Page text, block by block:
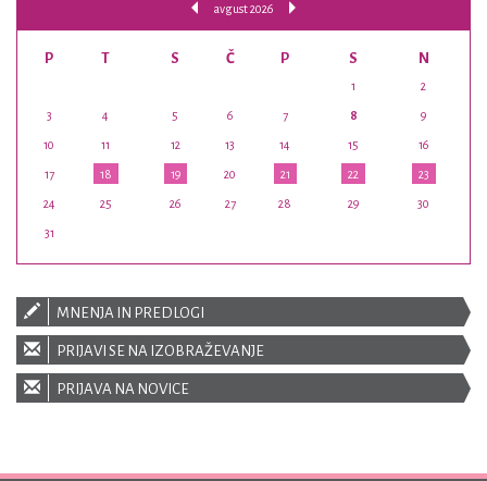
avgust 2026
P T S Č P S N
1 2
3 4 5 6 7 8 9
10 11 12 13 14 15 16
17 18 19 20 21 22 23
24 25 26 27 28 29 30
31
MNENJA IN PREDLOGI
PRIJAVI SE NA IZOBRAŽEVANJE
PRIJAVA NA NOVICE